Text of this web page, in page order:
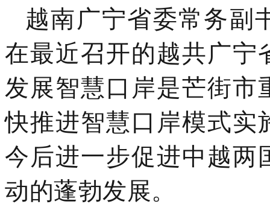
越南广宁省委常务副
在最近召开的越共广宁
发展智慧口岸是芒街市
快推进智慧口岸模式实
今后进一步促进中越
动的蓬勃发展。